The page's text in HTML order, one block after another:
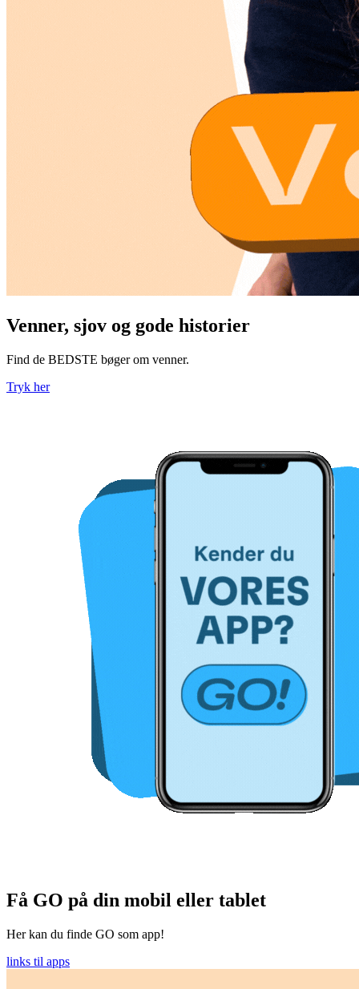
Venner, sjov og gode historier
Find de BEDSTE bøger om venner.
Tryk her
Få GO på din mobil eller tablet
Her kan du finde GO som app!
links til apps